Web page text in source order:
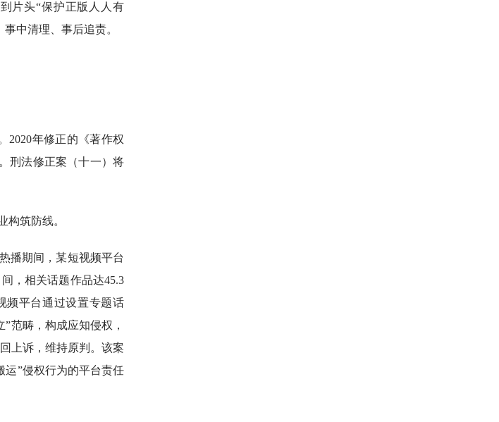
片头“保护正版人人有
中清理、事后追责。
2020年修正的《著作权
刑法修正案（十一）将
构筑防线。
播期间，某短视频平台
，相关话题作品达45.3
频平台通过设置专题话
范畴，构成应知侵权，
上诉，维持原判。该案
运”侵权行为的平台责任